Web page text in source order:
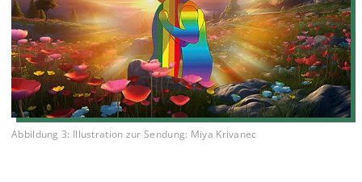
Abbildung 3: Illustration zur Sendung: Miya Krivanec